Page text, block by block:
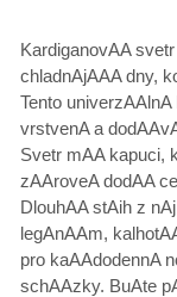
KardiganovAA
chladnAjAAA dny,
Tento
vrstvenA a
Svetr mAA kapuci,
zAAroveA dodAA
DlouhAA stAih z
legAnAAm,
pro kaAAdodennA
schAAzky. BuAte